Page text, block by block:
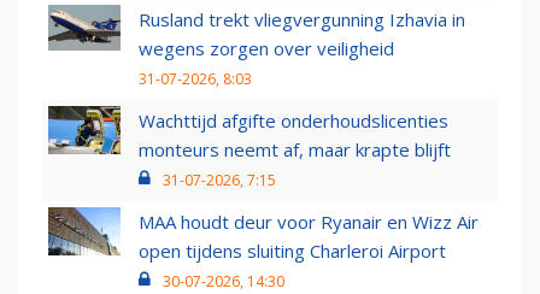
Rusland trekt vliegvergunning Izhavia in
wegens zorgen over veiligheid
31-07-2026, 8:03
Wachttijd afgifte onderhoudslicenties
monteurs neemt af, maar krapte blijft
31-07-2026, 7:15
MAA houdt deur voor Ryanair en Wizz Air
open tijdens sluiting Charleroi Airport
30-07-2026, 14:30